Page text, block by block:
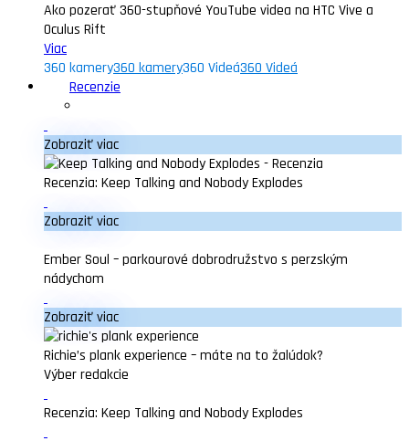
Ako pozerať 360-stupňové YouTube videa na HTC Vive a
Oculus Rift
Viac
360 kamery360 kamery360 Videá360 Videá
Recenzie
Zobraziť viac
Recenzia: Keep Talking and Nobody Explodes
Zobraziť viac
Ember Soul – parkourové dobrodružstvo s perzským
nádychom
Zobraziť viac
Richie’s plank experience – máte na to žalúdok?
Výber redakcie
Recenzia: Keep Talking and Nobody Explodes